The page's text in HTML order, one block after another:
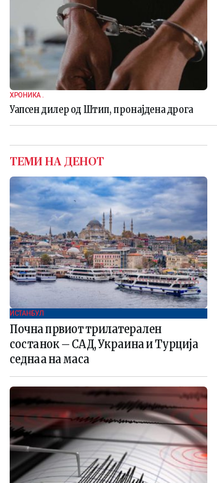
ХРОНИКА .
Уапсен дилер од Штип, пронајдена дрога
ТЕМИ НА ДЕНОТ
ИСТАНБУЛ
Почна првиот трилатерален
состанок – САД, Украина и Турција
седнаа на маса